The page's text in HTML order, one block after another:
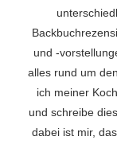
und -
alles rund um
ich meiner
und schreibe
dabei ist mir,